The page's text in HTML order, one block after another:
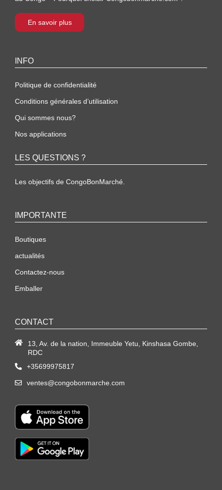
En savoir plus
INFO
Politique de confidentialité
Conditions générales d’utilisation
Qui sommes nous?
Nos applications
LES QUESTIONS ?
Les objectifs de CongoBonMarché.
IMPORTANTE
Boutiques
actualités
Contactez-nous
Emballer
CONTACT
13, Av. de la nation, Immeuble Yetu, Kinshasa Gombe,
RDC
+35699975817
ventes@congobonmarche.com